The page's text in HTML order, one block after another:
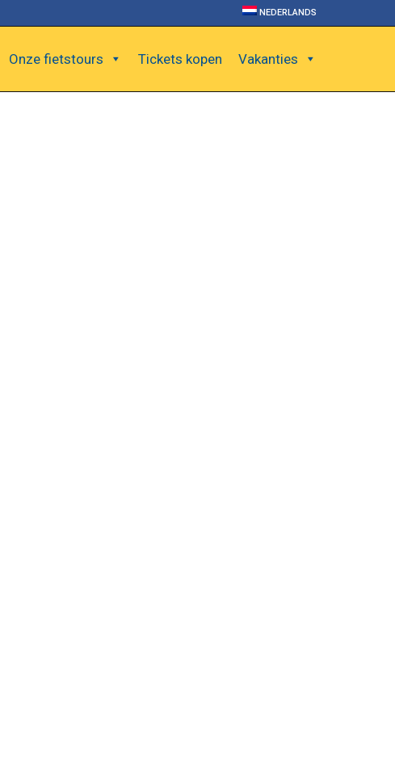
NEDERLANDS
Onze fietstours Tickets kopen Vakanties